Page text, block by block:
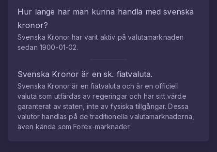
Hur länge har man kunna handla medsvenska
kronor?
Svenska Kronor har varit aktiv på valutamarknaden
sedan 1900-01-02.
Svenska Kronor är en sk. fiatvaluta.
Svenska Kronor är en fiatvaluta och är en officiell
valuta som utfärdas av regeringar och har sitt värde
garanterat av staten, inte av fysiska tillgångar. Dessa
valutor handlas på de traditionella valutamarknaderna,
även kända som Forex-marknader.